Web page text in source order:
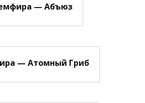
— Абъюз
— Атомный Гриб